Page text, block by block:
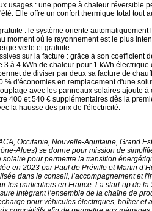
usages : une pompe à chaleur réversible
Elle offre un confort thermique total tout
: le système oriente automatiquement
moment où le rayonnement est le plus
verte et gratuite.
sur la facture : grâce à son coefficient
3 à 4 kWh de chaleur pour 1 kWh électrique
de diviser par deux sa facture de
% d'économies en remplacement d'une
avec les panneaux solaires ajoute à
400 et 540 € supplémentaires dès la
la hausse des prix de l'électricité.
Occitanie, Nouvelle-Aquitaine, Grand
Alpes) se donne pour mission de
solaire pour permettre la transition
en 2023 par Paul de Préville et Martin
dans le conseil, l’accompagnement et
les particuliers en France. La start-up de la
intégrant l’ensemble de la chaîne de
pour véhicules électriques, boîtier et